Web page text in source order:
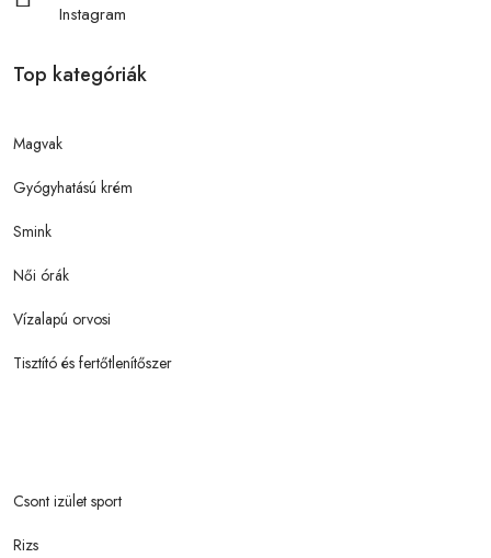
Instagram
Top kategóriák
Magvak
Gyógyhatású krém
Smink
Női órák
Vízalapú orvosi
Tisztító és fertőtlenítőszer
Csont izület sport
Rizs